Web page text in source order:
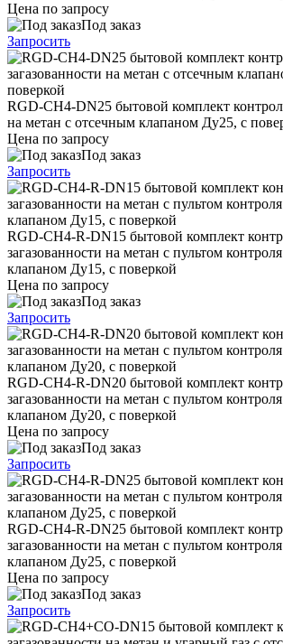
Цена по запросу
Под заказ
Запросить
RGD-CH4-DN25 бытовой комплект
на метан с отсечным клапаном Ду25, с
Цена по запросу
Под заказ
Запросить
RGD-CH4-R-DN15 бытовой комплект
загазованности на метан с пультом
клапаном Ду15, с поверкой
Цена по запросу
Под заказ
Запросить
RGD-CH4-R-DN20 бытовой комплект
загазованности на метан с пультом
клапаном Ду20, с поверкой
Цена по запросу
Под заказ
Запросить
RGD-CH4-R-DN25 бытовой комплект
загазованности на метан с пультом
клапаном Ду25, с поверкой
Цена по запросу
Под заказ
Запросить